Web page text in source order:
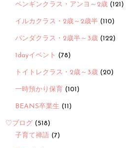
ペンギンクラス・アンヨ～2歳 (121)
イルカクラス・2歳～2歳半 (110)
パンダクラス・2歳半～3歳 (122)
1dayイベント (78)
トイトレクラス・2歳～3歳 (20)
一時預かり保育 (101)
BEANS卒業生 (11)
♡ブログ (518)
子育て禅語 (7)